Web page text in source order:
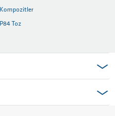
Kompozitler
P84 Toz